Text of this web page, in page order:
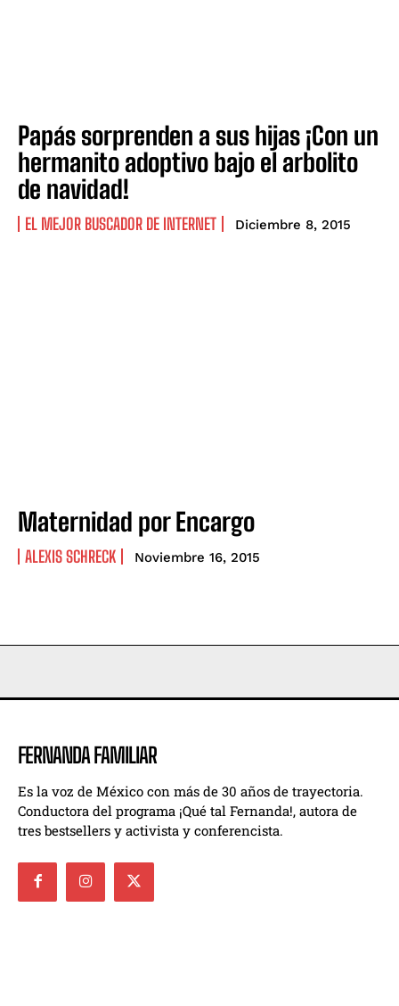
Papás sorprenden a sus hijas ¡Con un
hermanito adoptivo bajo el arbolito
de navidad!
EL MEJOR BUSCADOR DE INTERNET Diciembre 8, 2015
Maternidad por Encargo
ALEXIS SCHRECK Noviembre 16, 2015
FERNANDA FAMILIAR
Es la voz de México con más de 30 años de trayectoria.
Conductora del programa ¡Qué tal Fernanda!, autora de
tres bestsellers y activista y conferencista.